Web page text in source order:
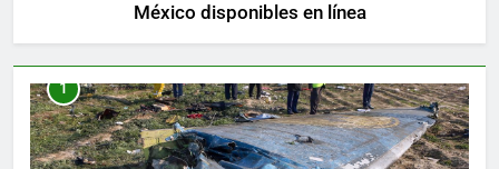
México disponibles en línea
1